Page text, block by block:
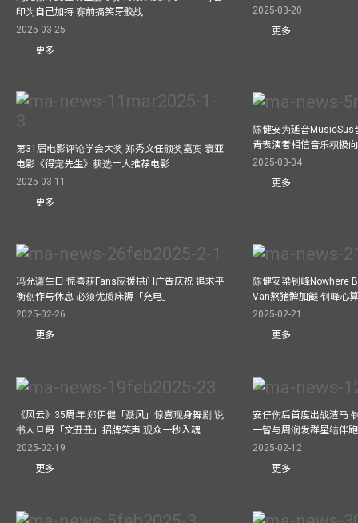
印为自己加持 赛前搞笑牙骹战
2025-03-25
更多
2025-03-20
更多
第31届电影评论学会大奖 郑秀文任颁奖嘉宾 寰亚
电影《得宠先生》获选十大推荐电影
2025-03-11
更多
陈健安为延音MusicSus
青表演者相信音乐积极
2025-03-04
更多
冯允谦生日 惊喜获Fans应援拱门广告庆祝 追求平
衡创作与休息 必须优质床褥「充电」
2025-02-26
更多
陈健安梁钊峰Nowhere
Van熬猪髀加餸 钊峰心
2025-02-21
更多
《风云》35周年 郑伊健「聂风」惊喜现身舞剧 说
书人旦哥「文丑丑」招牌笑声 观众一秒入魂
2025-02-19
更多
安仔伤后首度出战渣马
一智与周润发群星结伴
2025-02-12
更多